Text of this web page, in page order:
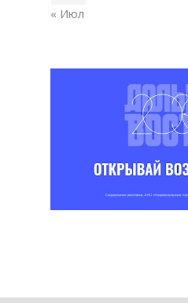
« Июл